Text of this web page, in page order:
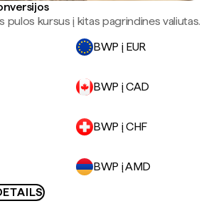
pulos kursus į kitas pagrindines valiutas.
BWP į EUR
BWP į CAD
BWP į CHF
BWP į AMD